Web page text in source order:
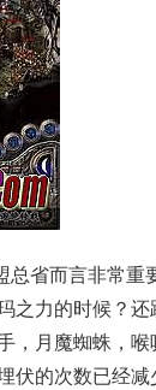
省而言非常重
之力的时候？
，月魔蜘蛛，
伏的次数已经